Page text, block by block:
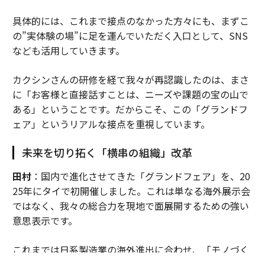
具体的には、これまで接点のなかった方々にも、まずこ
の”実体験の場”に足を運んでいただく入口として、SNS
なども活用していきます。
カクシンさんの研修を経て我々が再認識したのは、まさ
に「お客様と直接話すことは、ニーズや課題の宝の山で
ある」ということです。だからこそ、この「グランドフ
ェア」というリアルな接点を重視しています。
未来を切り拓く「横串の組織」改革
田村：国内で進化させてきた「グランドフェア」を、20
25年にタイで初開催しました。これは単なる海外展示会
ではなく、我々の総合力を現地で面展開するための強い
意思表示です。
これまでは日系製造業の海外進出に合わせ、「モノづく